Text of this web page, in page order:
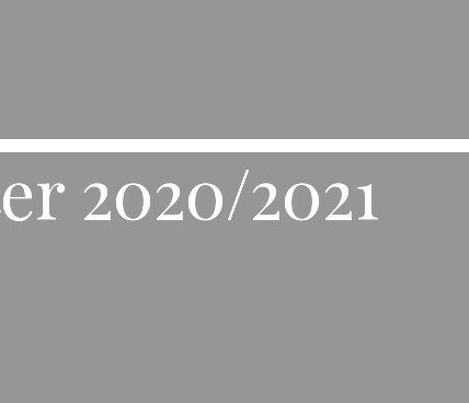
2020/2021
2020/2021